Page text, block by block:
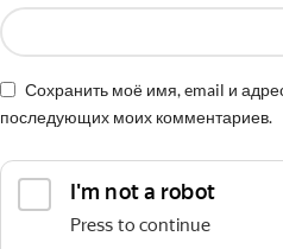
Сохранить моё имя, email и
последующих моих комментариев.